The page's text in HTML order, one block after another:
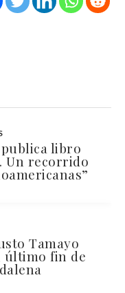
libro
Un recorrido
Tamayo
último fin de